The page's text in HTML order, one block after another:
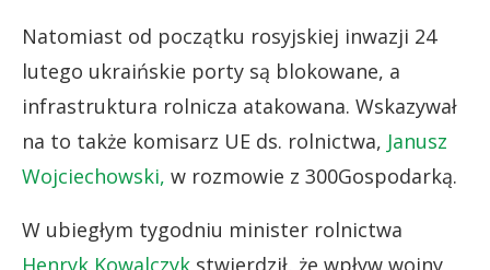
Natomiast od początku rosyjskiej inwazji 24
lutego ukraińskie porty są blokowane, a
infrastruktura rolnicza atakowana. Wskazywał
na to także komisarz UE ds. rolnictwa, Janusz
Wojciechowski, w rozmowie z 300Gospodarką.
W ubiegłym tygodniu minister rolnictwa
Henryk Kowalczyk stwierdził, że wpływ wojny